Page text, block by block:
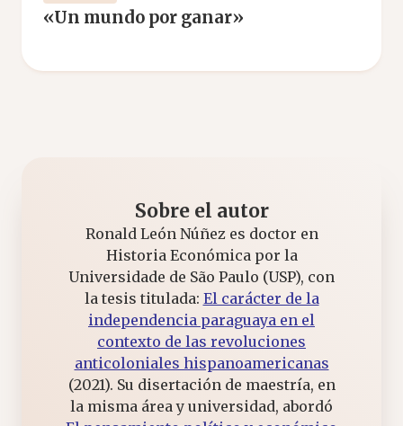
«Un mundo por ganar»
Sobre el autor
Ronald León Núñez es doctor en
Historia Económica por la
Universidade de São Paulo (USP), con
la tesis titulada: El carácter de la
independencia paraguaya en el
contexto de las revoluciones
anticoloniales hispanoamericanas
(2021). Su disertación de maestría, en
la misma área y universidad, abordó